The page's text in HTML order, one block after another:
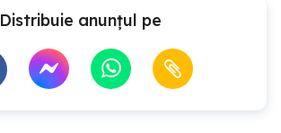
Distribuie anunțul pe